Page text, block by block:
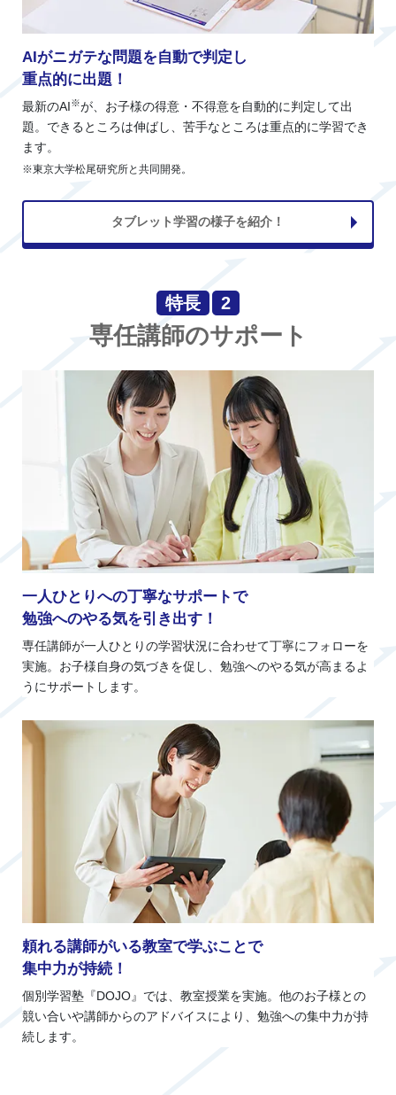
AIがニガテな問題を自動で判定し
重点的に出題！
最新のAI※が、お子様の得意・不得意を自動的に判定して出
題。できるところは伸ばし、苦手なところは重点的に学習でき
ます。
※東京大学松尾研究所と共同開発。
タブレット学習の様子を紹介！
特長 2
専任講師のサポート
一人ひとりへの丁寧なサポートで
勉強へのやる気を引き出す！
専任講師が一人ひとりの学習状況に合わせて丁寧にフォローを
実施。お子様自身の気づきを促し、勉強へのやる気が高まるよ
うにサポートします。
頼れる講師がいる教室で学ぶことで
集中力が持続！
個別学習塾『DOJO』では、教室授業を実施。他のお子様との
競い合いや講師からのアドバイスにより、勉強への集中力が持
続します。